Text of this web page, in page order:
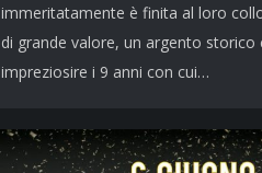
immeritatamente è finita al loro
di grande valore, un argento storico
impreziosire i 9 anni con cui…